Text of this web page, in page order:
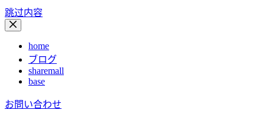
跳过内容
home
ブログ
sharemall
base
お問い合わせ